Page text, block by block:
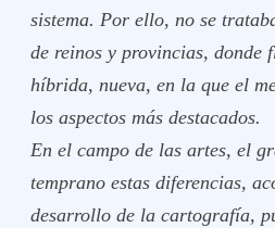
sistema. Por ello, no se
de reinos y provincias, donde
híbrida, nueva, en la que el
los aspectos más destacados.
En el campo de las artes, el
temprano estas diferencias,
desarrollo de la cartografía,